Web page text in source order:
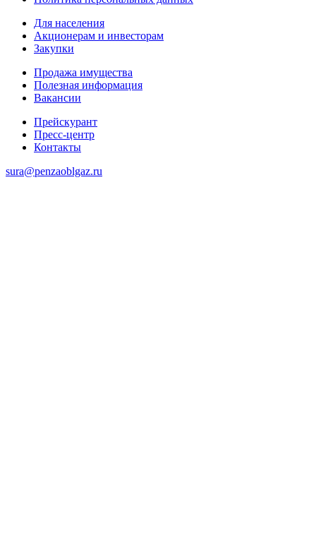
Для населения
Акционерам и инвесторам
Закупки
Продажа имущества
Полезная информация
Вакансии
Прейскурант
Пресс-центр
Контакты
sura@penzaoblgaz.ru